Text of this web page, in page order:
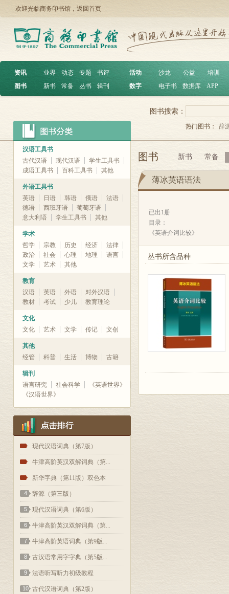
欢迎光临商务印书馆， 返回首页
资讯 ︱ 业界 动态 专题
书评
图书
︱ 新书 常备 丛书 辑刊
活动 沙龙 公益
培训
数字
电子书 数据库 APP
汉语工具书
古代汉语
现代汉语
学生工具书
成语工具书
百科工具书 其他
外语工具书
英语
日语 韩语 俄语
法语
德语
西班牙语
葡萄牙语
意大利语
学生工具书 其他
学术
哲学
宗教 历史 经济
法律
政治
社会 心理 地理
语言
文学
艺术 其他
教育
汉语
英语 外语
对外汉语
教材
考试 少儿 教育理论
文化
文化
艺术 文学 传记 文创
其他
经管
科普 生活 博物 古籍
辑刊
语言研究
社会科学
《英语世界》
《汉语世界》
1 现代汉语词典（第7版）
2 牛津高阶英汉双解词典（第...
3 新华字典（第11版）双色本
4 辞源（第三版）
5 现代汉语词典（第6版）
6 牛津高阶英汉双解词典（第...
7 牛津高阶英语词典（第9版...
8 古汉语常用字字典（第5版...
9 法语听写听力初级教程
10 古代汉语词典（第2版）
图书搜索：
热门图书： 辞
图书 新书 常备
薄冰英语语法
已出1册
目录：
《英语介词比较》
丛书所含品种